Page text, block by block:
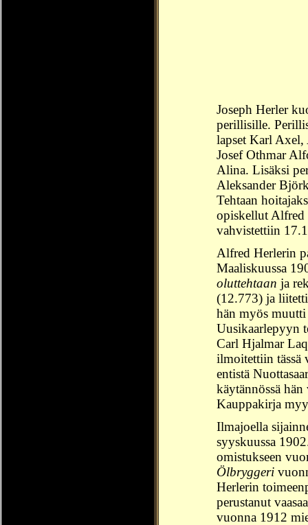
Joseph Herler
perillisille.
lapset Karl
Josef Othmar
Alina. Lisäksi
Aleksander
Tehtaan
opiskellut Alfred
vahvistettiin
Alfred Herlerin
Maaliskuussa
oluttehtaan ja
(12.773) ja
hän myös
Uusikaarlepyyn
Carl Hjalmar
ilmoitettiin tässä
entistä
käytännössä
Kauppakirja
Ilmajoella
syyskuussa
omistukseen
Ölbryggeri
Herlerin
perustanut
vuonna 1912